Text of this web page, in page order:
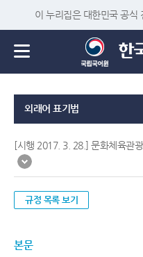
이 누리집은 대한민국 공식
외래어 표기법
[시행 2017. 3. 28.] 문화체육관
규정 목록 보기
본문